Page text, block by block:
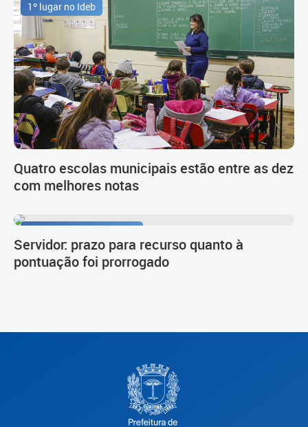
1º lugar no Ideb
Quatro escolas municipais estão entre as dez
com melhores notas
Servidor: prazo para recurso quanto à
pontuação foi prorrogado